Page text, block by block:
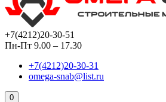
+7(4212)20-30-51
Пн-Пт 9.00 – 17.30
+7(4212)20-30-31
omega-snab@list.ru
0